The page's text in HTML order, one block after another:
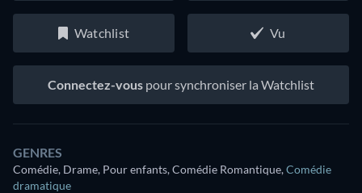
Watchlist Vu
Connectez-vous pour synchroniser la Watchlist
GENRES
Comédie, Drame, Pour enfants, Comédie Romantique,Comédie
dramatique